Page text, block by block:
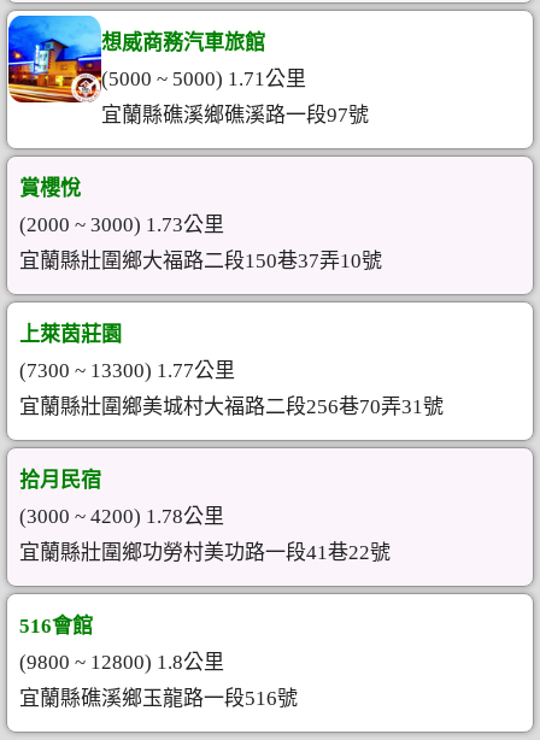
想威商務汽車旅館
(5000 ~ 5000) 1.71公里
宜蘭縣礁溪鄉礁溪路一段97號
賞櫻悅
(2000 ~ 3000) 1.73公里
宜蘭縣壯圍鄉大福路二段150巷37弄10號
上萊茵莊園
(7300 ~ 13300) 1.77公里
宜蘭縣壯圍鄉美城村大福路二段256巷70弄31號
拾月民宿
(3000 ~ 4200) 1.78公里
宜蘭縣壯圍鄉功勞村美功路一段41巷22號
516會館
(9800 ~ 12800) 1.8公里
宜蘭縣礁溪鄉玉龍路一段516號